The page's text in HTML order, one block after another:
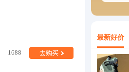
1688 去购买
最新好价